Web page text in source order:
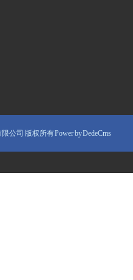
限公司 版权所有Power by DedeCms